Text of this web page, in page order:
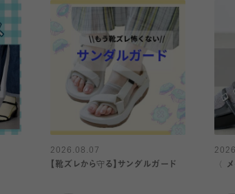
2026.08.07
【靴ズレから守る】サンダルガード
〈